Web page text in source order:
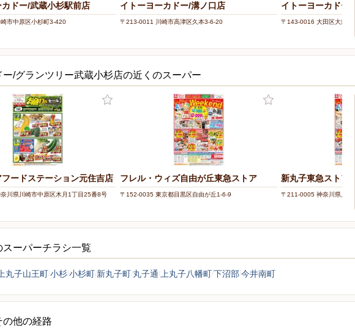
ドー/武蔵小杉駅前店
市中原区小杉町3-420
イトーヨーカドー/溝ノ口店
〒213-0011 川崎市高津区久本3-6-20
イトーヨーカドー/
〒143-0016 大田区大森北
ー/グランツリー武蔵小杉店の近くのスーパー
ードステーション元住吉店
川県川崎市中原区木月1丁目25番8号
フレル・ウィズ自由が丘東急ストア
〒152-0035 東京都目黒区自由が丘1-6-9
新丸子東急ストア
〒211-0005 神奈川県川崎
スーパーチラシ一覧
上丸子山王町小杉小杉町 新丸子町 丸子通 上丸子八幡町下沼部今井南町
の他の経路